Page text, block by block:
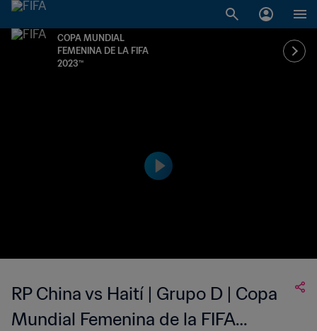
COPA MUNDIAL
FEMENINA DE LA FIFA
2023™
RP China vs Haití | Grupo D | Copa
Mundial Femenina de la FIFA